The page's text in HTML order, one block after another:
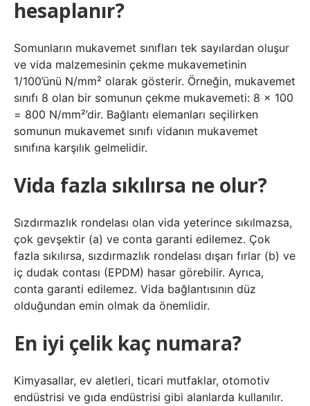
hesaplanır?
Somunların mukavemet sınıfları tek sayılardan oluşur
ve vida malzemesinin çekme mukavemetinin
1/100’ünü N/mm² olarak gösterir. Örneğin, mukavemet
sınıfı 8 olan bir somunun çekme mukavemeti: 8 x 100
= 800 N/mm²’dir. Bağlantı elemanları seçilirken
somunun mukavemet sınıfı vidanın mukavemet
sınıfına karşılık gelmelidir.
Vida fazla sıkılırsa ne olur?
Sızdırmazlık rondelası olan vida yeterince sıkılmazsa,
çok gevşektir (a) ve conta garanti edilemez. Çok
fazla sıkılırsa, sızdırmazlık rondelası dışarı fırlar (b) ve
iç dudak contası (EPDM) hasar görebilir. Ayrıca,
conta garanti edilemez. Vida bağlantısının düz
olduğundan emin olmak da önemlidir.
En iyi çelik kaç numara?
Kimyasallar, ev aletleri, ticari mutfaklar, otomotiv
endüstrisi ve gıda endüstrisi gibi alanlarda kullanılır.